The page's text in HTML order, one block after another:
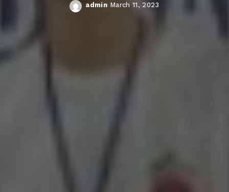
Posted
admin March 11, 2023